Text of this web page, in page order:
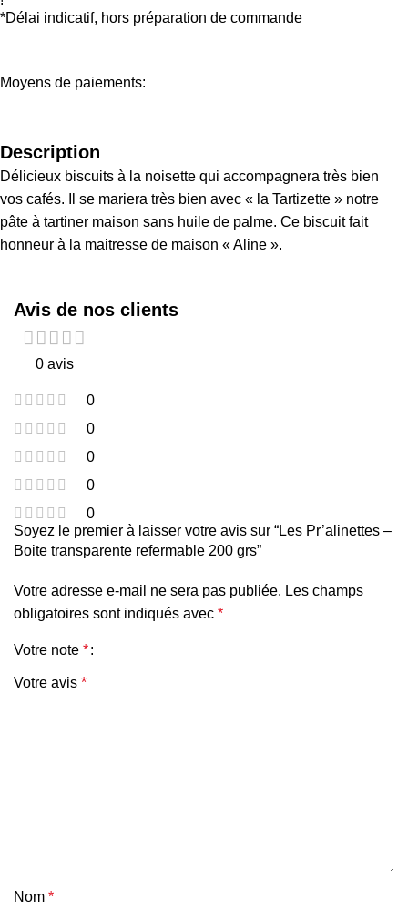
*Délai indicatif, hors préparation de commande
Moyens de paiements:
Description
Délicieux biscuits à la noisette qui accompagnera très bien
vos cafés. Il se mariera très bien avec « la Tartizette » notre
pâte à tartiner maison sans huile de palme. Ce biscuit fait
honneur à la maitresse de maison « Aline ».
Avis de nos clients
0 avis
0
0
0
0
0
Soyez le premier à laisser votre avis sur “Les Pr’alinettes –
Boite transparente refermable 200 grs”
Votre adresse e-mail ne sera pas publiée. Les champs
obligatoires sont indiqués avec *
Votre note *
Votre avis *
Nom *